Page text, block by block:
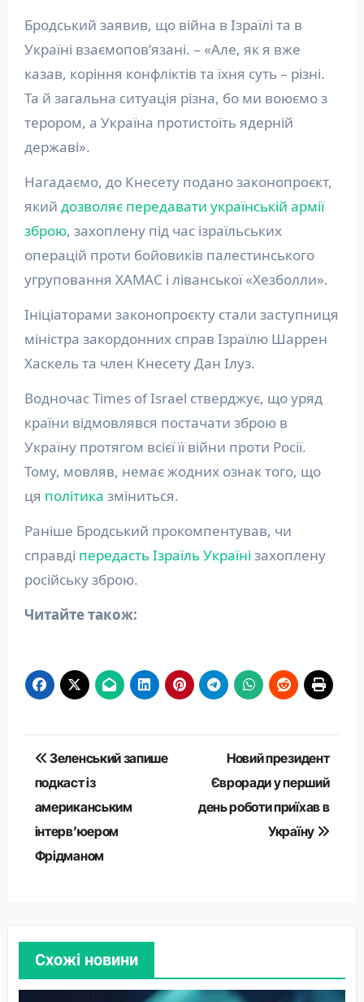
Бродський заявив, що війна в Ізраїлі та в
Україні взаємопов’язані. – «Але, як я вже
казав, коріння конфліктів та їхня суть – різні.
Та й загальна ситуація різна, бо ми воюємо з
терором, а Україна протистоїть ядерній
державі».
Нагадаємо, до Кнесету подано законопроєкт,
який дозволяє передавати українській армії
зброю, захоплену під час ізраїльських
операцій проти бойовиків палестинського
угруповання ХАМАС і ліванської «Хезболли».
Ініціаторами законопроєкту стали заступниця
міністра закордонних справ Ізраїлю Шаррен
Хаскель та член Кнесету Дан Ілуз.
Водночас Times of Israel стверджує, що уряд
країни відмовлявся постачати зброю в
Україну протягом всієї її війни проти Росії.
Тому, мовляв, немає жодних ознак того, що
ця політика зміниться.
Раніше Бродський прокомпентував, чи
справді передасть Ізраїль Україні захоплену
російську зброю.
Читайте також:
Навігація
записів
Зеленський запише
подкаст із
американським
інтерв’юером
Фрідманом
Новий президент
Євроради у перший
день роботи приїхав в
Україну
Схожі новини